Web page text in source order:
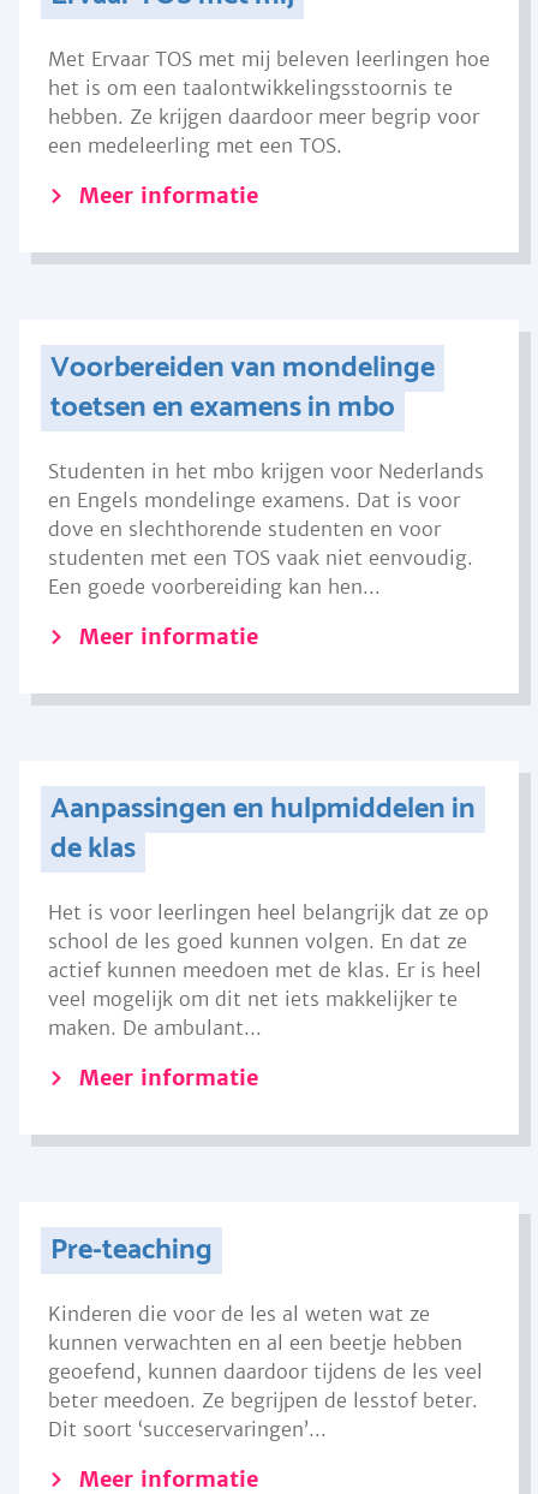
Met Ervaar TOS met mij beleven leerlingen hoe
het is om een taalontwikkelingsstoornis te
hebben. Ze krijgen daardoor meer begrip voor
een medeleerling met een TOS.
Meer informatie
Voorbereiden van mondelinge
toetsen en examens in mbo
Studenten in het mbo krijgen voor Nederlands
en Engels mondelinge examens. Dat is voor
dove en slechthorende studenten en voor
studenten met een TOS vaak niet eenvoudig.
Een goede voorbereiding kan hen...
Meer informatie
Aanpassingen en hulpmiddelen in
de klas
Het is voor leerlingen heel belangrijk dat ze op
school de les goed kunnen volgen. En dat ze
actief kunnen meedoen met de klas. Er is heel
veel mogelijk om dit net iets makkelijker te
maken. De ambulant...
Meer informatie
Pre-teaching
Kinderen die voor de les al weten wat ze
kunnen verwachten en al een beetje hebben
geoefend, kunnen daardoor tijdens de les veel
beter meedoen. Ze begrijpen de lesstof beter.
Dit soort ‘succeservaringen’...
Meer informatie